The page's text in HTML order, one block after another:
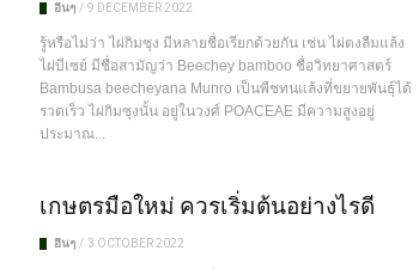
อื่นๆ / 9 DECEMBER 2022
รู้หรือไม่ว่า ไผ่กิมซุง มีหลายชื่อเรียกด้วยกัน เช่น ไผ่ตงลืมแล้ง
ไผ่บีเซย์ มีชื่อสามัญว่า Beechey bamboo ชื่อวิทยาศาสตร์
Bambusa beecheyana Munro เป็นพืชทนแล้งที่ขยายพันธุ์ได้
รวดเร็ว ไผ่กิมซุงนั้น อยู่ในวงศ์ POACEAE มีความสูงอยู่
ประมาณ...
เกษตรมือใหม่ ควรเริ่มต้นอย่างไรดี
อื่นๆ / 3 OCTOBER 2022